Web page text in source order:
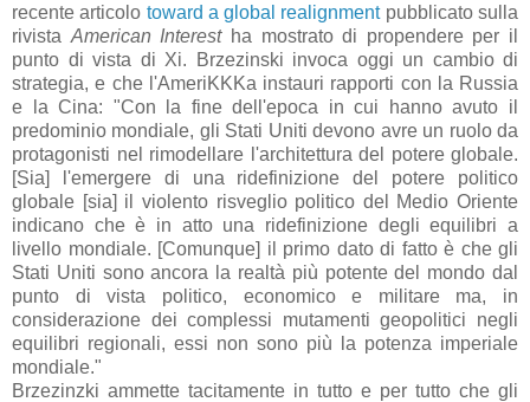
recente articolo toward a global realignmentpubblicato sulla
rivista American Interestha mostrato di propendere per il
punto di vista di Xi. Brzezinski invoca oggi un cambio di
strategia, e che l'AmeriKKKa instauri rapporti con la Russia
e la Cina: "Con la fine dell'epoca in cui hanno avuto il
predominio mondiale, gli Stati Uniti devono avre un ruolo da
protagonisti nel rimodellare l'architettura del potere globale.
[Sia] l'emergere di una ridefinizione del potere politico
globale [sia] il violento risveglio politico del Medio Oriente
indicano che è in atto una ridefinizione degli equilibri a
livello mondiale. [Comunque] il primo dato di fatto è che gli
Stati Uniti sono ancora la realtà più potente del mondo dal
punto di vista politico, economico e militare ma, in
considerazione dei complessi mutamenti geopolitici negli
equilibri regionali, essi non sono più la potenza imperiale
mondiale."
Brzezinzki ammette tacitamente in tutto e per tutto che gli